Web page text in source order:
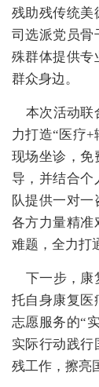
残助残传统美
司选派党员骨
殊群体提供专
群众身边。
本次活动联
力打造“医疗
现场坐诊，免
导，并结合个
队提供一对一
各方力量精准
难题，全力打
下一步，康
托自身康复医
志愿服务的“
实际行动践行
残工作，擦亮